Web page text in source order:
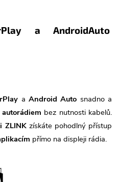
a AndroidAuto
a Android Auto snadno a
bez nutnosti kabelů.
ZLINKzískáte pohodlný přístup
přímo na displeji rádia.